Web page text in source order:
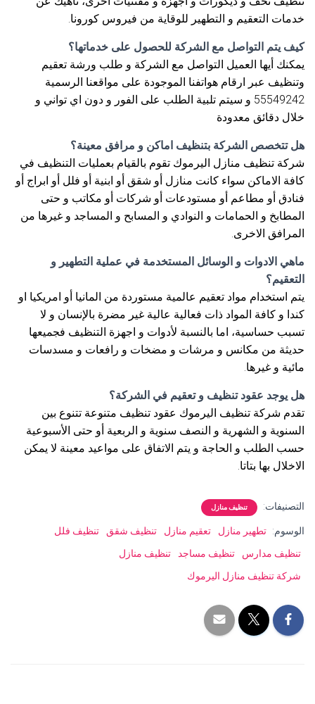
خدمات التعقيم و التطهير للوقاية من فيروس كورونا.
كيف يتم التواصل مع الشركة للحصول على خدماتها؟
يمكنك أيها العميل التواصل مع الشركة و طلب ورشة تعقيم
وتنظيف عبر ارقام هواتفنا الموجودة على مواقعنا الرسمية
55549242 و سيتم تلبية الطلب على الفور و دون اي تواني و
خلال دقائق معدودة
هل تتخصص الشركة بتنظيف اماكن و مرافق معينة؟
شركة تنظيف منازل اليرموك تقوم بالقيام بعمليات التنظيف في
كافة الاماكن سواء كانت منازل أو شقق أو ابنية أو فلل أو ابراج أو
فنادق أو مطاعم أو مستودعات أو شركات أو مكاتب و حتى
المطابخ و الحمامات و النوادي و المسابح و المساجد و غيرها من
المرافق الاخرى.
ماهي الادوات و الوسائل المستخدمة في عملية التطهير و
التعقيم؟
يتم استخدام مواد تعقيم عالمية مستوردة من المانيا أو امريكيا او
كندا و كافة المواد ذات فعالية عالية غير مضرة بالإنسان و لا
تسبب حساسية، اما بالنسبة لأدوات و اجهزة التنظيف فجميعها
حديثة من مكانس و مرشات و مضخات و رافعات و مسدسات
مائية و غيرها.
هل يوجد عقود تنظيف و تعقيم في الشركة؟
تقدم شركة تنظيف اليرموك عقود تنظيف متنوعة تتنوع بين
السنوية و الشهرية و النصف سنوية و الربعية أو حتى الأسبوعية
حسب الطلب و الحاجة و يتم الاتفاق على مواعيد معينة لا يمكن
الاخلال بها بتاتا.
التصنيفات: تنظيف منازل
الوسوم: تطهير منازل تعقيم منازل تنظيف شقق
تنظيف فلل
تنظيف مدارس
تنظيف مساجد
تنظيف منازل
شركة تنظيف منازل اليرموك